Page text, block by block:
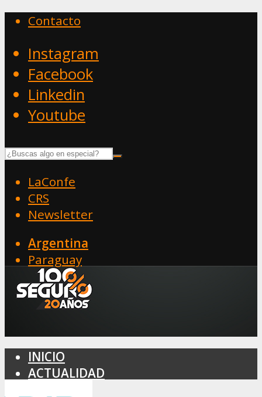
Contacto
Instagram
Facebook
Linkedin
Youtube
LaConfe
CRS
Newsletter
Argentina
Paraguay
INICIO
ACTUALIDAD